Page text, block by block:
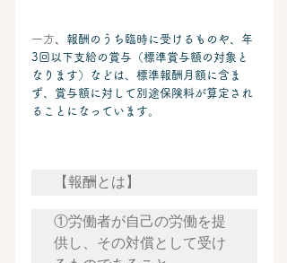
一方 、報酬のうち 臨時に受けるものや、年
3回以下支給の賞与（標準賞与額の対象と
なります）などは、標準報酬月額に含ま
ず、 賞与額に対して別途保険料が算定され
ることになっています。
【報酬とは】
①労働者が自己の労働を提
供し、その対償として受け